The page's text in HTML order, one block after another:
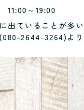
11:00～19:00
出ていることが多
080-2644-3264)よ